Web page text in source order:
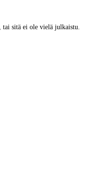
tai sitä ei ole vielä julkaistu.